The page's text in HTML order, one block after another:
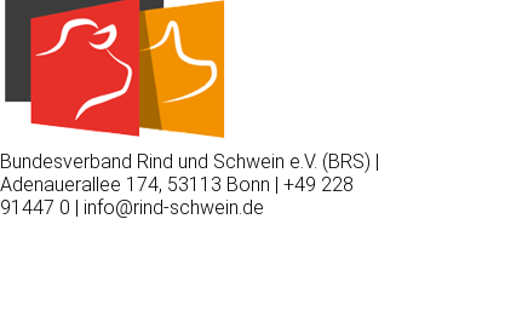
Bundesverband Rind und Schwein e.V. (BRS) |
Adenauerallee 174, 53113 Bonn | +49 228
91447 0 | info@rind-schwein.de